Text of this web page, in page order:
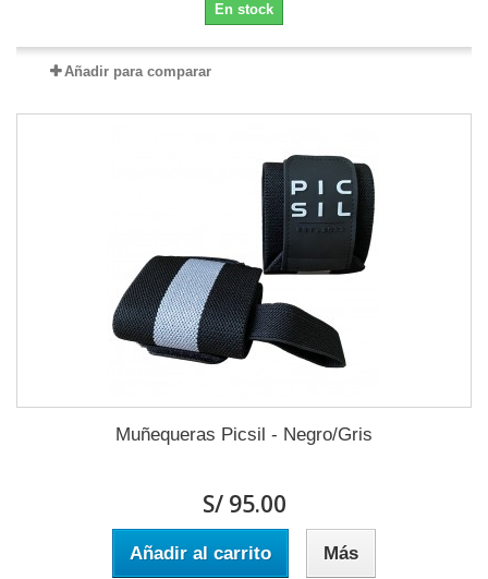
En stock
Añadir para comparar
Muñequeras Picsil - Negro/Gris
S/ 95.00
Añadir al carrito Más